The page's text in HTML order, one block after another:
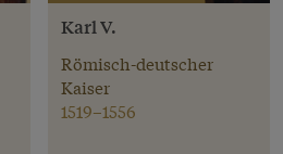
Karl V.
Römisch-deutscher
Kaiser
1519–1556